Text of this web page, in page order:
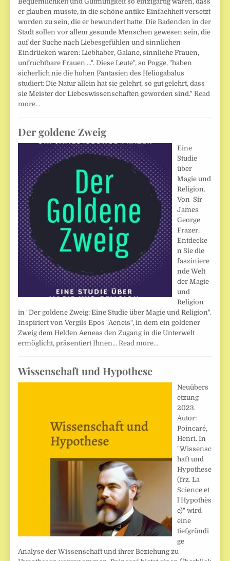
er glauben musste, in die schöne antike Einfachheit versetzt
worden zu sein, die er bewundert hatte. Die Badenden in der
Stadt sollen vor allem gesunde Menschen gewesen sein, die
auf der Suche nach Liebesgefühlen und sinnlichen
Eindrücken waren: Liebhaber, Galane, sinnliche Frauen,
unfruchtbare Frauen ...". Diese Leute", so Pogge, "haben
sicherlich nie die hohen Fantasien des Heliogabalus
studiert: Die Natur allein hat sie gelehrt, so gut gelehrt, dass
sie Meister der Liebeswissenschaften geworden sind." Read
more…
Der goldene Zweig
Eine
Studie
über
Magie und
Religion.
Von Sir
James
George
Frazer.
Entdecke
n Sie die
fasziniere
nde Welt
der Magie
und
Religion
in "Der goldene Zweig: Eine Studie über Magie und Religion".
Inspiriert von Vergils Epos "Aeneis", in dem ein goldener
Zweig dem Helden Aeneas den Zugang in die Unterwelt
ermöglicht, präsentiert Ihnen… Read more…
Wissenschaft und Hypothese
Neuübers
etzung
2023.
Autor:
Poincaré,
Henri. In
"Wissensc
haft und
Hypothese
(frz. La
Science et
l'Hypothès
e)" wird
eine
tiefgründi
ge
Analyse der Wissenschaft und ihrer Beziehung zu